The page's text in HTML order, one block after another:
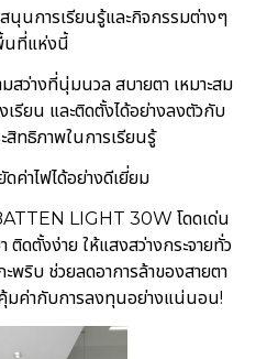
นุนการเรียนรู้และกิจกรรมต่างๆ
นที่แห่งนี้
สว่างที่นุ่มนวล สบายตา เหมาะสม
รียน และติดตั้งได้อย่างลงตัวกับ
ทธิภาพในการเรียนรู้
ค่าไฟได้อย่างดีเยี่ยม
LIGHT 30W โดดเด่น
ดตั้งง่าย ให้แสงสว่างกระจายทั่ว
พริบ ช่วยลดอาการล้าของสายตา
มค่ากับการลงทุนอย่างแน่นอน!